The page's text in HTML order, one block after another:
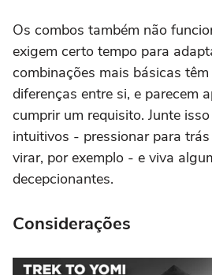
Os combos também não
exigem certo tempo para
combinações mais básicas
diferenças entre si, e parecem
cumprir um requisito. Junte
intuitivos - pressionar para
virar, por exemplo - e viva
decepcionantes.
Considerações